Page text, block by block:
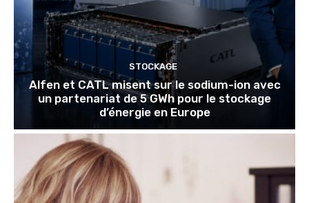
STOCKAGE
Alfen et CATL misent sur le sodium-ion avec
un partenariat de 5 GWh pour le stockage
d’énergie en Europe